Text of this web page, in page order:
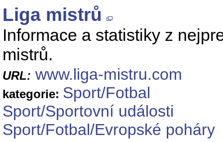
Liga mistrů
Informace a statistiky z
mistrů.
URL: www.liga-mistru.com
kategorie: Sport/Fotbal
Sport/Sportovní události
Sport/Fotbal/Evropské poháry